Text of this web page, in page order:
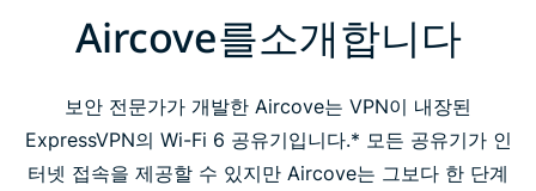
Aircove를소개합니다
Aircove의 차이를경험해 보세요
Aircove 소개 영상
Aircove를소개합니다
보안 전문가가 개발한 Aircove는 VPN이 내장된
ExpressVPN의 Wi-Fi 6 공유기입니다.* 모든 공유기가 인
터넷 접속을 제공할 수 있지만 Aircove는 그보다 한 단계